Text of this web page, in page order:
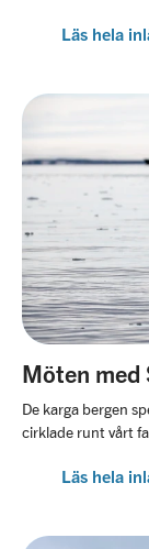
Läs hela
Möten med
De karga bergen
cirklade runt vårt
Läs hela